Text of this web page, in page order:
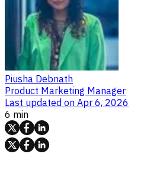
Piusha Debnath
Product Marketing Manager
Last updated on Apr 6, 2026
6 min